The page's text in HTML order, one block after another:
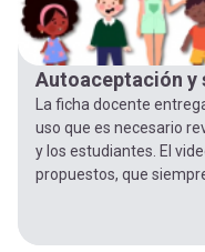
Autoaceptación y
La ficha docente
uso que es necesario
y los estudiantes. El
propuestos, que